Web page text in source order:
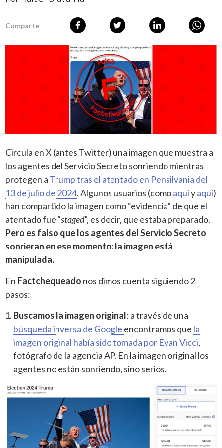
Comparte
Circula en X (antes Twitter) una imagen que muestra a
los agentes del Servicio Secreto sonriendo mientras
protegen a Trump tras el atentado en Pensilvania del
13 de julio de 2024. Algunos usuarios (comoaquíyaquí)
han compartido la imagen como “evidencia” de que el
atentado fue “staged”, es decir, que estaba preparado.
Pero es falso que los agentes del Servicio Secreto
sonrieran en ese momento: la imagen está
manipulada.
En Factchequeado nos dimos cuenta siguiendo 2
pasos:
Buscamos la imagen original: a través de una
búsqueda inversa de Google encontramos que la
imagen original había sido tomada por Evan Vicci,
fotógrafo de la agencia AP. En la imagen original los
agentes no están sonriendo, sino serios.